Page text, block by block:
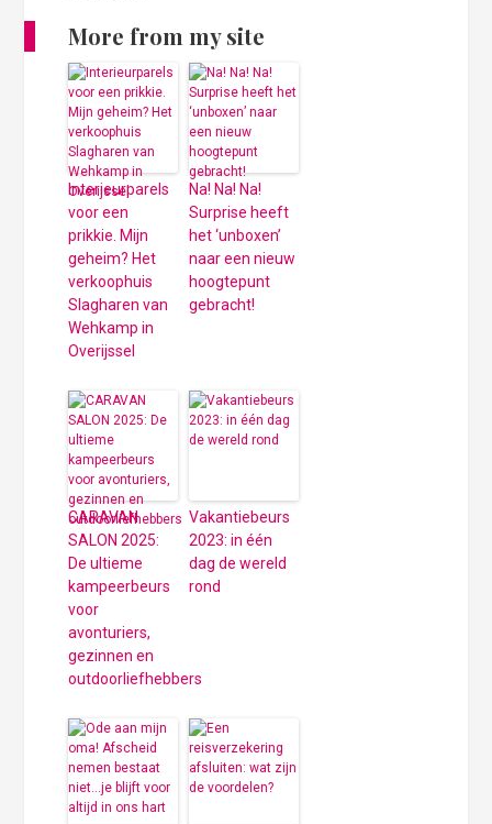
More from my site
Interieurparels
voor een
prikkie. Mijn
geheim? Het
verkoophuis
Slagharen van
Wehkamp in
Overijssel
Na! Na! Na!
Surprise heeft
het ‘unboxen’
naar een nieuw
hoogtepunt
gebracht!
CARAVAN
SALON 2025:
De ultieme
kampeerbeurs
voor
avonturiers,
gezinnen en
outdoorliefhebbers
Vakantiebeurs
2023: in één
dag de wereld
rond